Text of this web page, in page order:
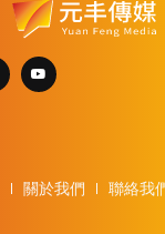
關於我們 聯絡我